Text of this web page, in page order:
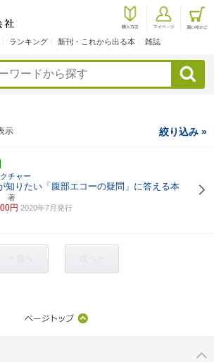
ランキング 新刊・これから出る本 雑誌
検索
示 絞り込み »
チャー
知りたい「腹部エコーの疑問」に答える本
著
円 2020年7月発行